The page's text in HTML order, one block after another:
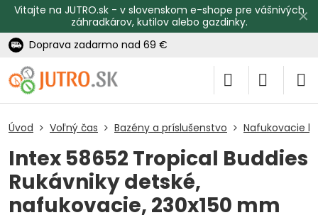
✕
Vitajte na JUTRO.sk - v slovenskom e-shope pre vášnivých
záhradkárov, kutilov alebo gazdinky.
Doprava zadarmo nad 69 €
Úvod Voľný čas Bazény a príslušenstvo Nafukovacie
Intex 58652 Tropical Buddies
Rukávniky detské,
nafukovacie, 230x150 mm